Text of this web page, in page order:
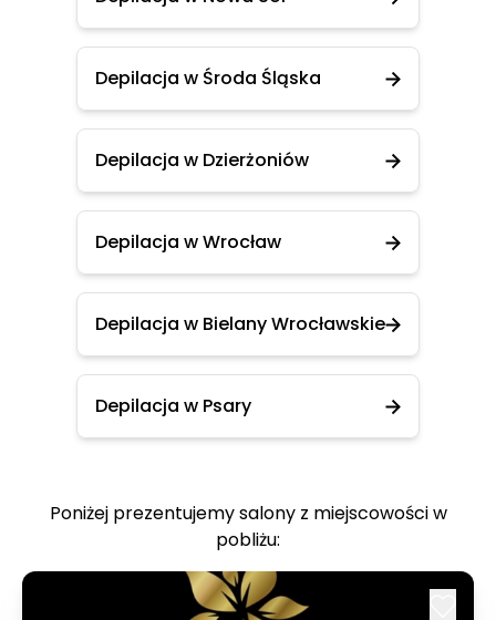
Depilacja w Środa Śląska
Depilacja w Dzierżoniów
Depilacja w Wrocław
Depilacja w Bielany Wrocławskie
Depilacja w Psary
Poniżej prezentujemy salony z miejscowości w
pobliżu: